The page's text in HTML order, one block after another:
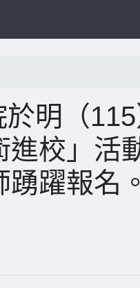
明（
進校」活
躍報名。